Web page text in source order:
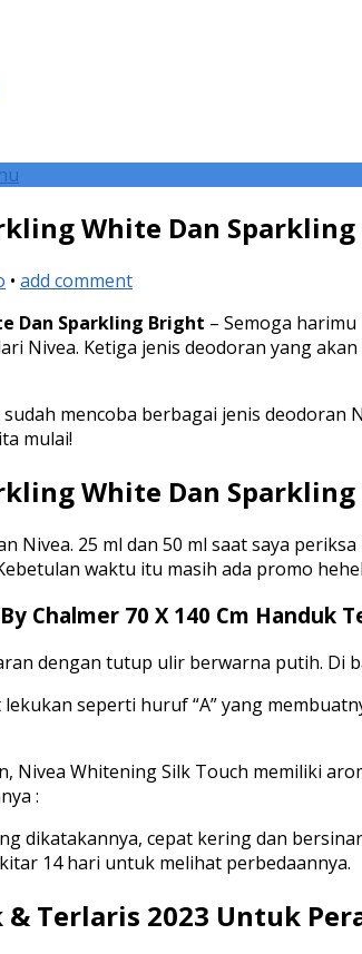
White Dan
• add comment
Dan Sparkling Bright – Semoga
Nivea. Ketiga jenis deodoran yang
mencoba berbagai jenis
mulai!
White Dan
Nivea. 25 ml dan 50 ml saat saya
waktu itu masih ada promo
Chalmer 70 X 140 Cm Handuk
dengan tutup ulir berwarna putih. Di
seperti huruf “A” yang
Nivea Whitening Silk Touch memiliki
:
dikatakannya, cepat kering dan
14 hari untuk melihat perbedaannya.
Terlaris 2023 Untuk